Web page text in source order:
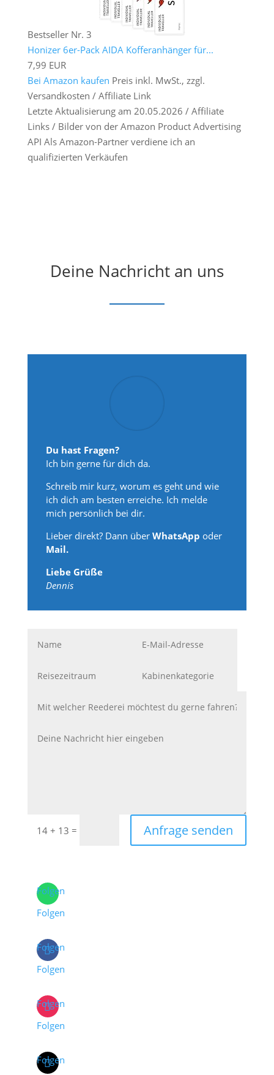
Bestseller Nr. 3
Honizer 6er-Pack AIDA Kofferanhänger für...
7,99 EUR
Bei Amazon kaufen Preis inkl. MwSt., zzgl.
Versandkosten / Affiliate Link
Letzte Aktualisierung am 20.05.2026 / Affiliate
Links / Bilder von der Amazon Product Advertising
API Als Amazon-Partner verdiene ich an
qualifizierten Verkäufen
Deine Nachricht an uns
Du hast Fragen?
Ich bin gerne für dich da.
Schreib mir kurz, worum es geht und wie
ich dich am besten erreiche. Ich melde
mich persönlich bei dir.
Lieber direkt? Dann überWhatsApp oder
Mail.
Liebe Grüße
Dennis
14 + 13 = Anfrage senden
Folgen
Folgen
Folgen
Folgen
Folgen
Folgen
Folgen